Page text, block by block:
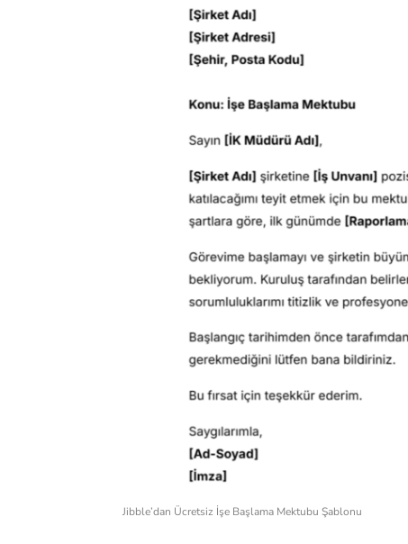
Jibble’dan Ücretsiz İşe Başlama Mektubu Şablonu